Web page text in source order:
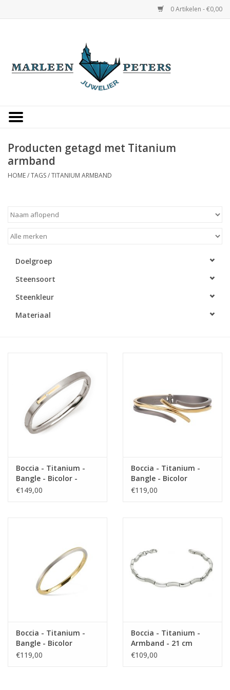
0 Artikelen - €0,00
Occasions
Cadeaukaarten
Producten getagd met Titanium
armband
HOME/TAGS/TITANIUM ARMBAND
Doelgroep
Steensoort
Steenkleur
Materiaal
Boccia - Titanium -
Bangle - Bicolor -
Diamant
€149,00
Boccia - Titanium -
Bangle - Bicolor
€119,00
Boccia - Titanium -
Bangle - Bicolor
€119,00
Boccia - Titanium -
Armband - 21 cm
€109,00